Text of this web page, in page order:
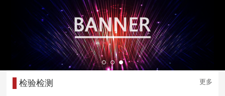
检验检测 更多